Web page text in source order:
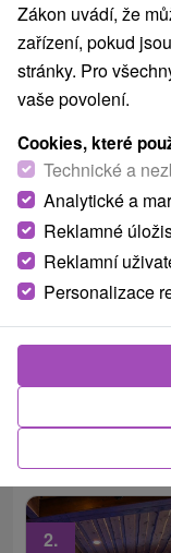
1.
Pobyt
luxus za
Hotel
Od 1 Noci
Čeká vás
originály děl a
Valerie a to už
2.
Zákon uvádí, že
zařízení, pokud
stránky. Pro
vaše povolení.
Cookies, které
Technické a
Analytické a
Reklamné
Reklamní
Personalizace